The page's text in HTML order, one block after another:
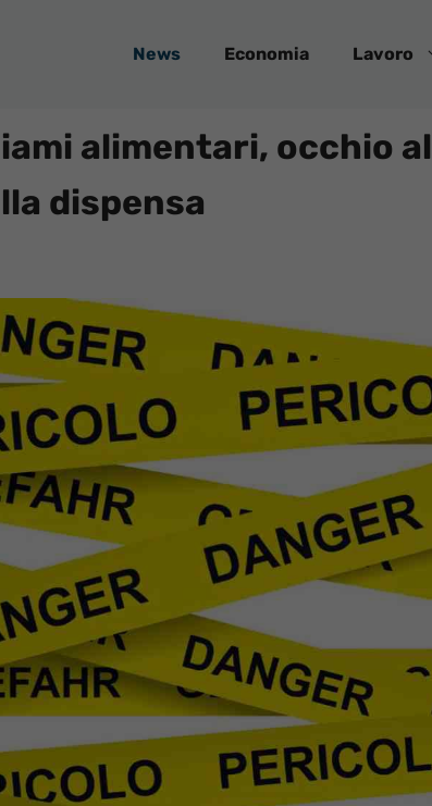
News Economia Lavoro
alimentari, occhio al
dispensa